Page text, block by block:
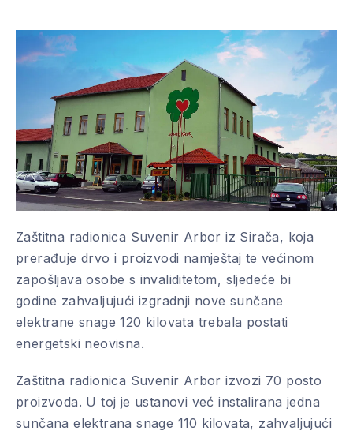
Zaštitna radionica Suvenir Arbor iz Sirača, koja
prerađuje drvo i proizvodi namještaj te većinom
zapošljava osobe s invaliditetom, sljedeće bi
godine zahvaljujući izgradnji nove sunčane
elektrane snage 120 kilovata trebala postati
energetski neovisna.
Zaštitna radionica Suvenir Arbor izvozi 70 posto
proizvoda. U toj je ustanovi već instalirana jedna
sunčana elektrana snage 110 kilovata, zahvaljujući